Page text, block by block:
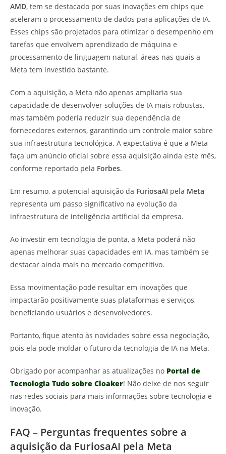
AMD, tem se destacado por suas inovações em chips que
aceleram o processamento de dados para aplicações de IA.
Esses chips são projetados para otimizar o desempenho em
tarefas que envolvem aprendizado de máquina e
processamento de linguagem natural, áreas nas quais a
Meta tem investido bastante.
Com a aquisição, a Meta não apenas ampliaria sua
capacidade de desenvolver soluções de IA mais robustas,
mas também poderia reduzir sua dependência de
fornecedores externos, garantindo um controle maior sobre
sua infraestrutura tecnológica. A expectativa é que a Meta
faça um anúncio oficial sobre essa aquisição ainda este mês,
conforme reportado pela Forbes.
Em resumo, a potencial aquisição da FuriosaAI pela Meta
representa um passo significativo na evolução da
infraestrutura de inteligência artificial da empresa.
Ao investir em tecnologia de ponta, a Meta poderá não
apenas melhorar suas capacidades em IA, mas também se
destacar ainda mais no mercado competitivo.
Essa movimentação pode resultar em inovações que
impactarão positivamente suas plataformas e serviços,
beneficiando usuários e desenvolvedores.
Portanto, fique atento às novidades sobre essa negociação,
pois ela pode moldar o futuro da tecnologia de IA na Meta.
Obrigado por acompanhar as atualizações no Portal de
Tecnologia Tudo sobre Cloaker! Não deixe de nos seguir
nas redes sociais para mais informações sobre tecnologia e
inovação.
FAQ – Perguntas frequentes sobre a
aquisição da FuriosaAI pela Meta